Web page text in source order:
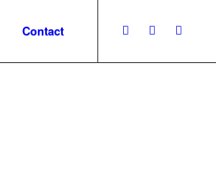
Contact